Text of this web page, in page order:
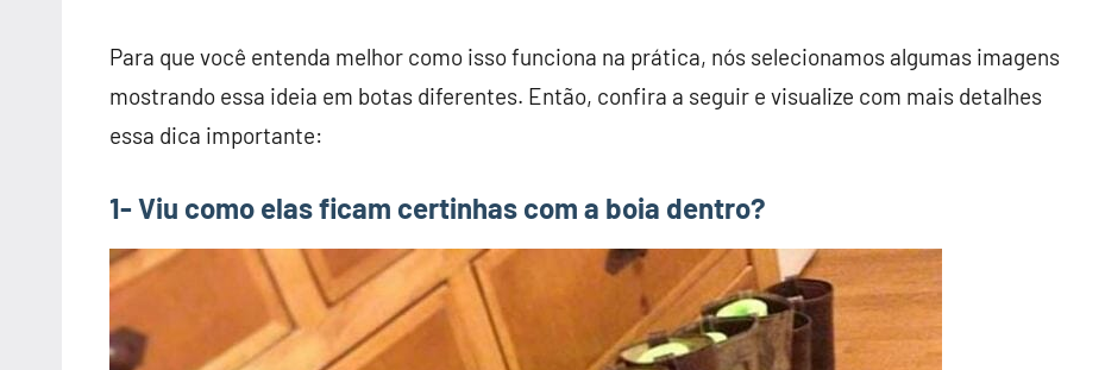
Para que você entenda melhor como isso funciona na prática, nós selecionamos algumas imagens
mostrando essa ideia em botas diferentes. Então, confira a seguir e visualize com mais detalhes
essa dica importante:
1- Viu como elas ficam certinhas com a boia dentro?